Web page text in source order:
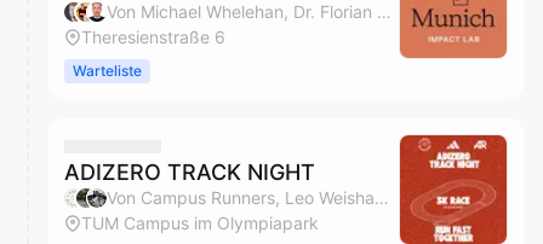
Von Michael Whelehan, Dr. Florian Steiner, Alexander Eiswirth & Steffi Kieffer
Theresienstraße 6
Warteliste
ADIZERO TRACK NIGHT
Von Campus Runners, Leo Weishaupt, Florine & Michel Nouguier
TUM Campus im Olympiapark